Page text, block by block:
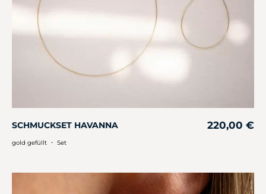
SCHMUCKSET HAVANNA 220,00 €
gold gefüllt ・ Set